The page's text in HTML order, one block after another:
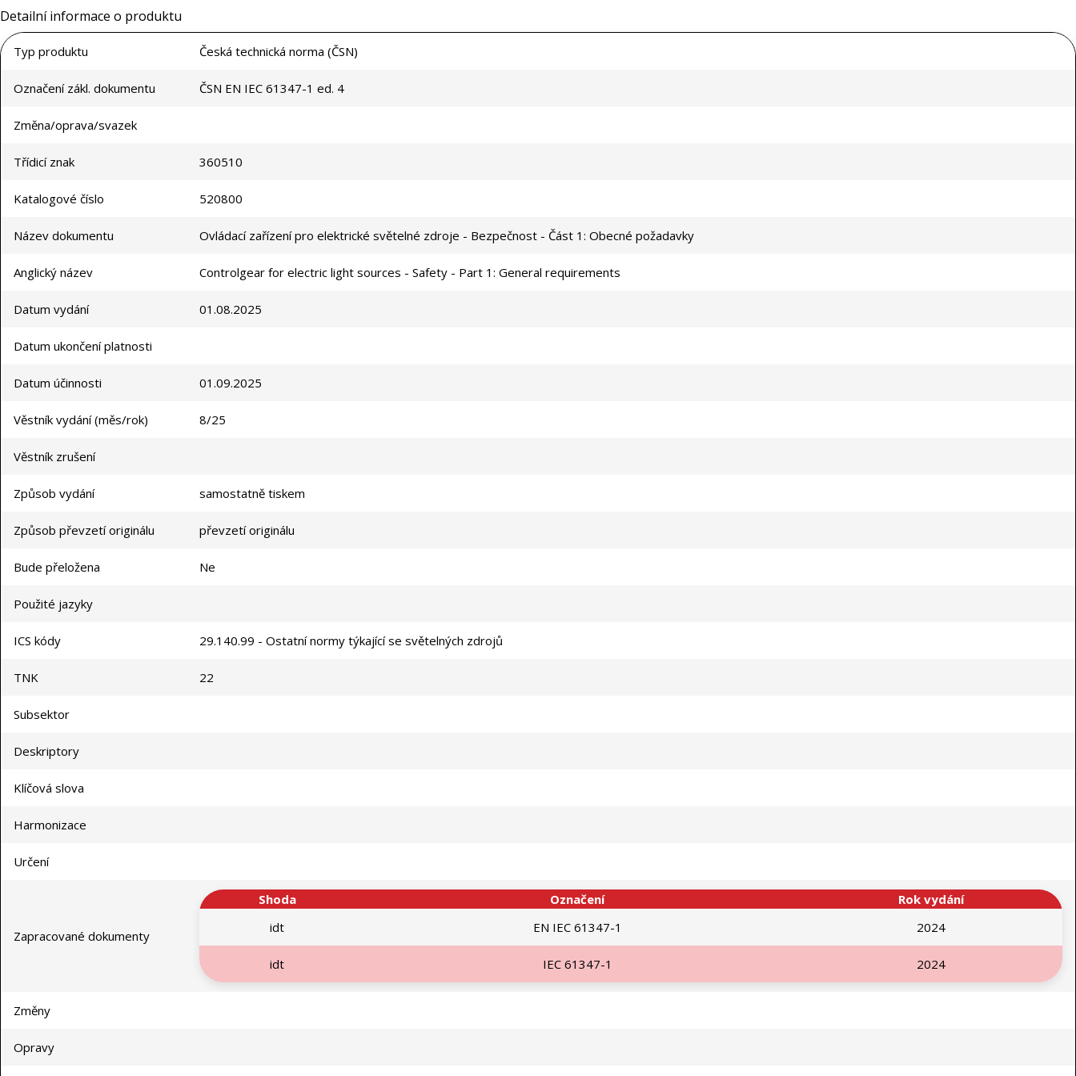
Detailní informace o produktu
Typ produktu Česká technická norma (ČSN)
Označení zákl. dokumentu ČSN EN IEC 61347-1 ed. 4
Změna/oprava/svazek
Třídicí znak 360510
Katalogové číslo 520800
Název dokumentu Ovládací zařízení pro elektrické světelné zdroje - Bezpečnost - Část 1: Obecné požadavky
Anglický název Controlgear for electric light sources - Safety - Part 1: General requirements
Datum vydání 01.08.2025
Datum ukončení platnosti
Datum účinnosti 01.09.2025
Věstník vydání (měs/rok) 8/25
Věstník zrušení
Způsob vydání samostatně tiskem
Způsob převzetí originálu převzetí originálu
Bude přeložena Ne
Použité jazyky
ICS kódy 29.140.99 - Ostatní normy týkající se světelných zdrojů
TNK 22
Subsektor
Deskriptory
Klíčová slova
Harmonizace
Určení
Zapracované dokumenty
Shoda Označení
Rok vydání
idt
EN IEC 61347-1 2024
idt IEC 61347-1 2024
Změny
Opravy